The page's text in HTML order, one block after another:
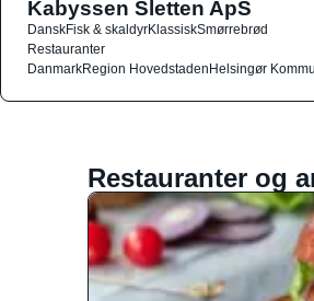
Kabyssen Sletten ApS
DanskFisk & skaldyrKlassiskSmørrebrød
Restauranter
DanmarkRegion HovedstadenHelsingør
Restauranter og